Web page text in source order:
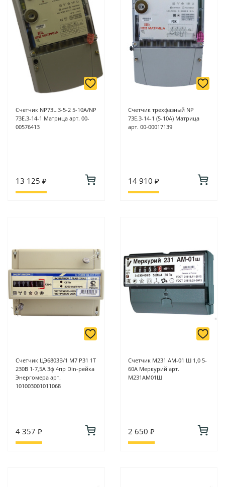
Счетчик NP73L.3-5-2 5-10А/NP
73Е.3-14-1 Матрица арт. 00-
00576413
13 125 ₽
Счетчик трехфазный NP
73E.3-14-1 (5-10А) Матрица
арт. 00-00017139
14 910 ₽
Счетчик ЦЭ6803В/1 М7 Р31 1Т
230В 1-7,5А 3ф 4пр Din-рейка
Энергомера арт.
101003001011068
4 357 ₽
Счетчик M231 AМ-01 Ш 1,0 5-
60А Меркурий арт.
M231АМ01Ш
2 650 ₽